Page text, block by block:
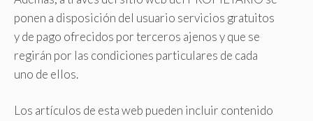
ponen a disposición del usuario servicios gratuitos
y de pago ofrecidos por terceros ajenos y que se
regirán por las condiciones particulares de cada
uno de ellos.
Los artículos de esta web pueden incluir contenido